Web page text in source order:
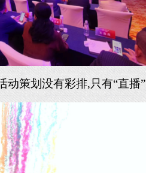
动策划没有彩排,只有“直播”